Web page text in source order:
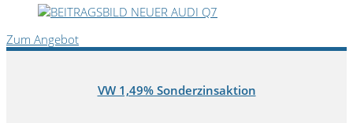
Zum Angebot
VW 1,49% Sonderzinsaktion